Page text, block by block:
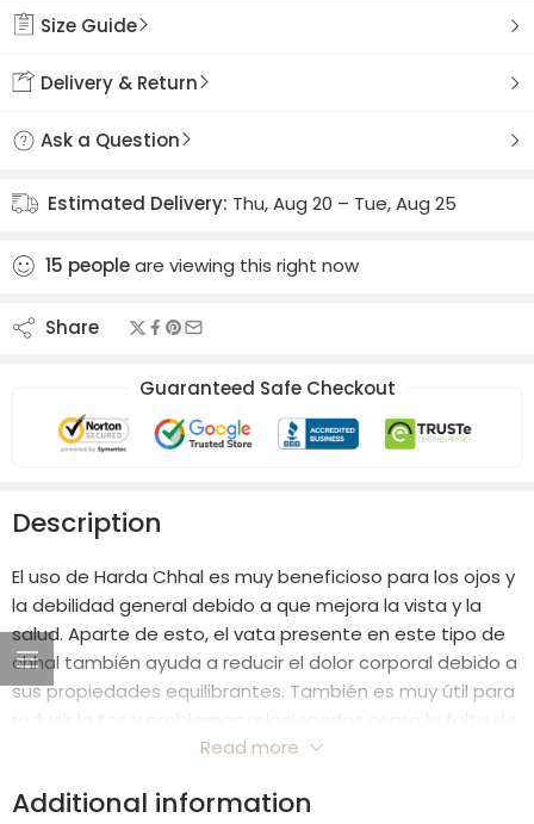
Size Guide
Delivery & Return
Ask a Question
Estimated Delivery: Thu, Aug 20 – Tue, Aug 25
15 peopleare viewing this right now
Share
Guaranteed Safe Checkout
Description
El uso de Harda Chhal es muy beneficioso para los ojos y
la debilidad general debido a que mejora la vista y la
salud. Aparte de esto, el vata presente en este tipo de
chhal también ayuda a reducir el dolor corporal debido a
sus propiedades equilibrantes. También es muy útil para
reducir la tos y problemas relacionados como la falta de
El Harda Chhal también puede ser muy útil para aliviar
Read more
Additional information